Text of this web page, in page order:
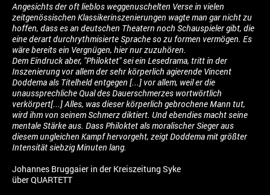
Angesichts der oft lieblos weggenuschelten Verse in vielen
zeitgenössischen Klassikerinszenierungen wagte man gar nicht zu
hoffen, dass es an deutschen Theatern noch Schauspieler gibt, die
eine derart durchrythmisierte Sprache so zu formen vermögen. Es
wäre bereits ein Vergnügen, hier nur zuzuhören.
Dem Eindruck aber, "Philoktet" sei ein Lesedrama, tritt in der
Inszenierung vor allem der sehr körperlich agierende Vincent
Doddema als Titelheld entgegen [...] vor allem, weil er die
unaussprechliche Qual des Dauerschmerzes wortwörtlich
verkörpert[...] Alles, was dieser körperlich gebrochene Mann tut,
wird ihm von seinem Schmerz diktiert. Und ebendies macht seine
mentale Stärke aus. Dass Philoktet als moralischer Sieger aus
diesem ungleichen Kampf hervorgeht, zeigt Doddema mit größter
Intensität siebzig Minuten lang.
Johannes Bruggaier in der Kreiszeitung Syke
über QUARTETT